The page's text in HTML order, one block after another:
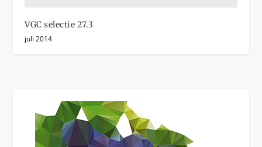
VGC selectie 27.3
juli 2014